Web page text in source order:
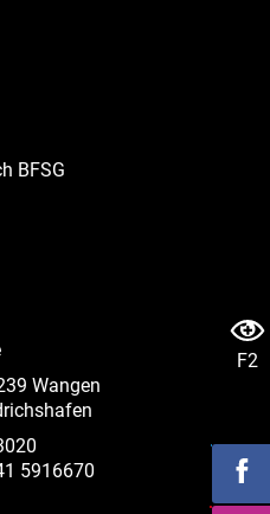
BFSG
Wangen
5916670
F2